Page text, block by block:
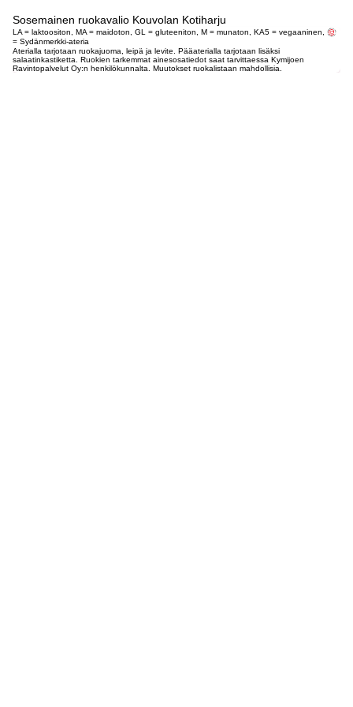
Sosemainen ruokavalio Kouvolan Kotiharju
LA = laktoositon, MA = maidoton, GL = gluteeniton, M = munaton, KA5 = vegaaninen,
= Sydänmerkki-ateria
Aterialla tarjotaan ruokajuoma, leipä ja levite. Pääaterialla tarjotaan lisäksi
salaatinkastiketta. Ruokien tarkemmat ainesosatiedot saat tarvittaessa Kymijoen
Ravintopalvelut Oy:n henkilökunnalta. Muutokset ruokalistaan mahdollisia.